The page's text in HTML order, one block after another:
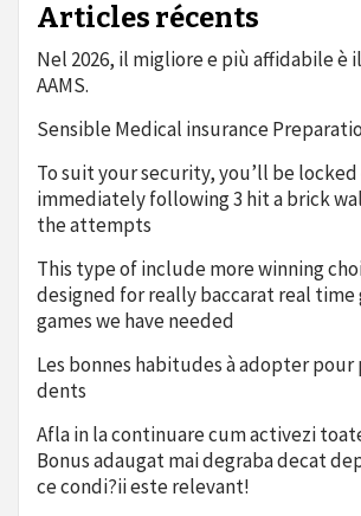
Articles récents
Nel 2026, il migliore e più affidabile è
AAMS.
Sensible Medical insurance
To suit your security, you’ll be
immediately following 3 hit a brick
the attempts
This type of include more winning
designed for really baccarat real
games we have needed
Les bonnes habitudes à adopter pour
dents
Afla in la continuare cum activezi
Bonus adaugat mai degraba decat
ce condi?ii este relevant!